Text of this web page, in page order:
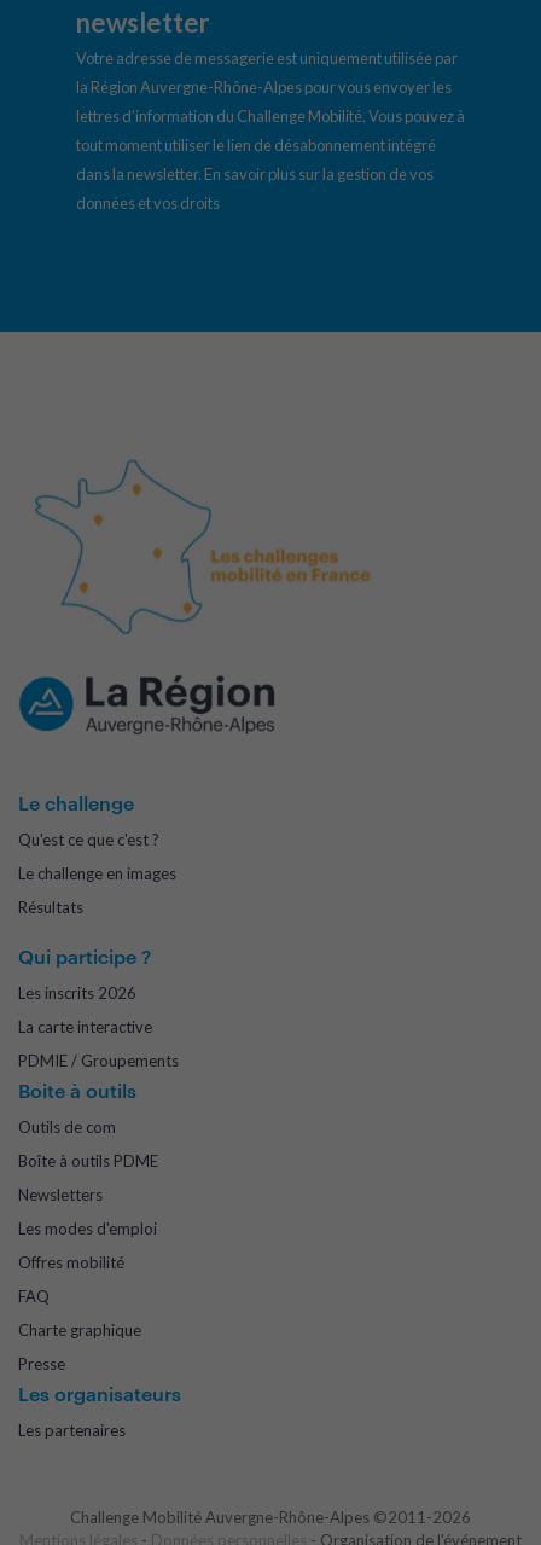
newsletter
Votre adresse de messagerie est uniquement utilisée par
la Région Auvergne-Rhône-Alpes pour vous envoyer les
lettres d’information du Challenge Mobilité. Vous pouvez à
tout moment utiliser le lien de désabonnement intégré
dans la newsletter. En savoir plus sur la gestion de vos
données et vos droits
Le challenge
Qu'est ce que c'est ?
Le challenge en images
Résultats
Qui participe ?
Les inscrits 2026
La carte interactive
PDMIE / Groupements
Boite à outils
Outils de com
Boîte à outils PDME
Newsletters
Les modes d'emploi
Offres mobilité
FAQ
Charte graphique
Presse
Les organisateurs
Les partenaires
Challenge Mobilité Auvergne-Rhône-Alpes ©2011-2026
Mentions légales - Données personnelles - Organisation de l'événement